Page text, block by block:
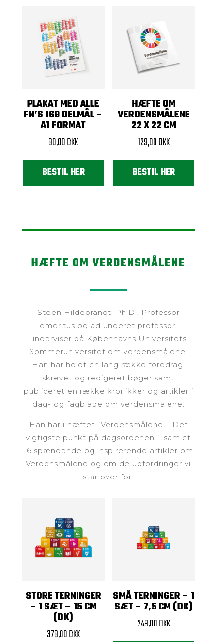
PLAKAT MED ALLE
FN’S 169 DELMÅL –
A1 FORMAT
90,00DKK
BESTIL HER
HÆFTE OM
VERDENSMÅLENE
22 X 22 CM
129,00DKK
BESTIL HER
HÆFTE OM VERDENSMÅLENE
Steen Hildebrandt, Ph.D., Professor
emeritus og adjungeret professor,
underviser på Københavns Universitets
Sommeruniversitet om verdensmålene.
Han har holdt en lang række foredrag,
skrevet og redigeret bøger samt
publiceret en række kronikker og artikler i
dag- og fagblade om verdensmålene.
Han har i hæftet ”Verdensmålene – Det
vigtigste punkt på dagsordenen!”, samlet
16 spændende og inspirerende artikler om
Verdensmålene og om de udfordringer vi
står over for.
STORE TERNINGER
– 1 SÆT – 15 CM
(DK)
379,00DKK
SMÅ TERNINGER – 1
SÆT – 7,5 CM (DK)
249,00DKK